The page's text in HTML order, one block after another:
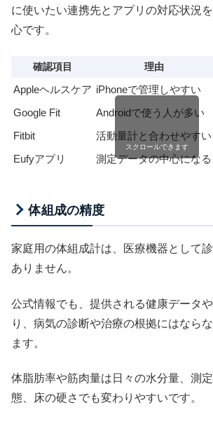
に使いたい連携先とアプリの対応状況
心です。
確認項目 理由
Appleヘルスケア iPhoneで管理しやすい
Google Fit
Androidで使う人が多い
Fitbit
活動量計と合わせやすい
Eufyアプリ
測定データの中心になる
スクロールできます
体組成の精度
家庭用の体組成計は、医療機器として
ありません。
公式情報でも、提供される健康データ
り、病気の診断や治療の根拠にはなら
ます。
体脂肪率や筋肉量は日々の水分量、測
態、床の硬さでも変わりやすいです。